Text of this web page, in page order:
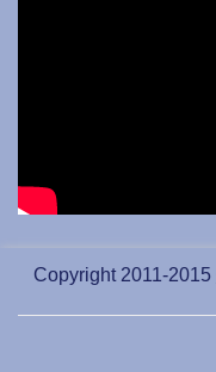
Copyright 2011-2015